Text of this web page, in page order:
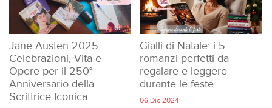
Jane Austen 2025,
Celebrazioni, Vita e
Opere per il 250°
Anniversario della
Scrittrice Iconica
Gialli di Natale: i 5
romanzi perfetti da
regalare e leggere
durante le feste
06 Dic 2024